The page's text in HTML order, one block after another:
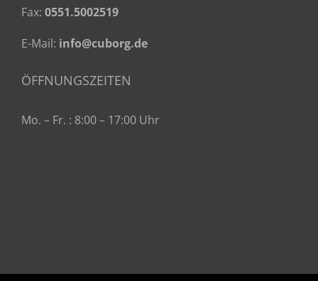
Fax: 0551.5002519
E-Mail: info@cuborg.de
ÖFFNUNGSZEITEN
Mo. – Fr. : 8:00 – 17:00 Uhr